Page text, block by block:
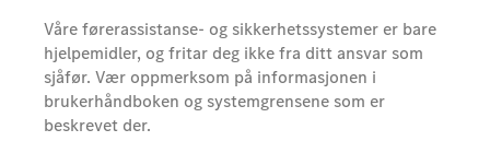
Våre førerassistanse- og sikkerhetssystemer er bare
hjelpemidler, og fritar deg ikke fra ditt ansvar som
sjåfør. Vær oppmerksom på informasjonen i
brukerhåndboken og systemgrensene som er
beskrevet der.